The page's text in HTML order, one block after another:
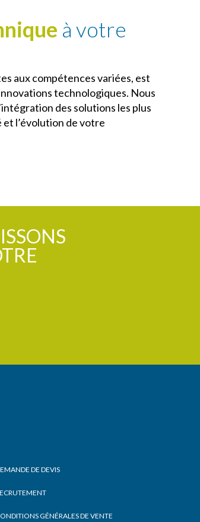
à votre
aux compétences variées, est
technologiques. Nous
des solutions les plus
l’évolution de votre
DE DEVIS
GÉNÉRALES DE VENTE